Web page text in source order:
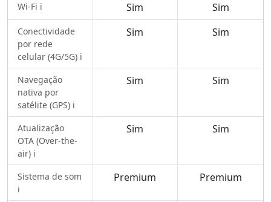
Wi-Fi ℹ️ Sim Sim
Conectividade
por rede
celular (4G/5G) ℹ️
Sim Sim
Navegação
nativa por
satélite (GPS) ℹ️
Sim Sim
Atualização
OTA (Over-the-
air) ℹ️
Sim Sim
Sistema de som
ℹ️
Premium Premium